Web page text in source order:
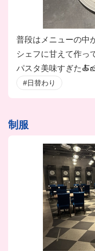
普段はメニューの中
シェフに甘えて作っ
パスタ美味すぎた
#日替わり
制服